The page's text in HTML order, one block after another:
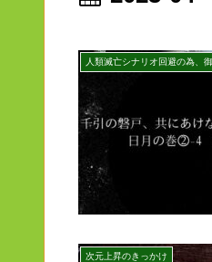
次元上昇のきっかけ